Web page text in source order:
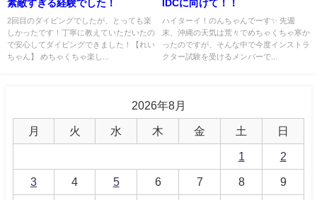
素敵すぎる経験でした！
2回目のダイビングでしたが、とっても楽
しかったです！丁寧に教えていただいたの
で安心してダイビングできました！【れい
ちゃん】 めちゃくちゃ楽し...
IDCに向けて！！
ハイターイ！のんちゃんでーす✨ 先週
末、沖縄の天気は荒々でめちゃくちゃ寒か
ったのですが、そんな中で今度インストラ
クター試験を受けるメンバーで...
2026年8月
月 火 水 木 金 土 日
1 2
3 4 5 6 7 8 9